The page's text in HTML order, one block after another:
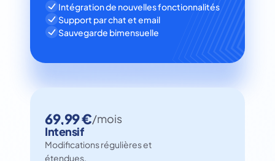
Intégration de nouvelles fonctionnalités
Support par chat et email
Sauvegarde bimensuelle
69,99 €/mois
Intensif
Modifications régulières et
étendues.